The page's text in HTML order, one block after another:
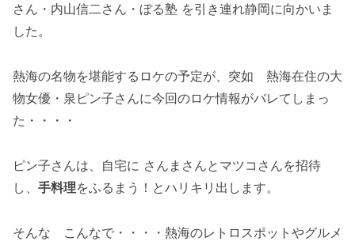
さん・内山信二さん・ぼる塾 を引き連れ静岡に向かいま
した。
熱海の名物を堪能するロケの予定が、突如 熱海在住の大
物女優・泉ピン子さんに今回のロケ情報がバレてしまっ
た・・・・
ピン子さんは、自宅に さんまさんとマツコさんを招待
し、 手料理をふるまう！とハリキリ出します。
そんな こんなで・・・・熱海のレトロスポットやグルメ